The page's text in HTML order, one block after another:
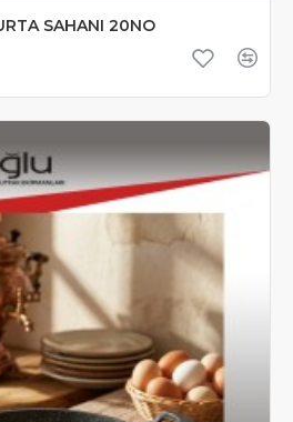
SAHANI 20NO